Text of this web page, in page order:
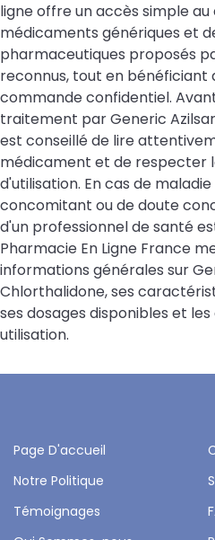
ligne offre un accès simple
médicaments génériques et
pharmaceutiques proposés
reconnus, tout en bénéficiant
commande confidentiel.
traitement par Generic
est conseillé de lire
médicament et de respecter
d'utilisation. En cas de
concomitant ou de doute
d'un professionnel de santé
Pharmacie En Ligne France
informations générales sur
Chlorthalidone, ses
ses dosages disponibles et
utilisation.
Page D'accueil
Notre Politique
Témoignages